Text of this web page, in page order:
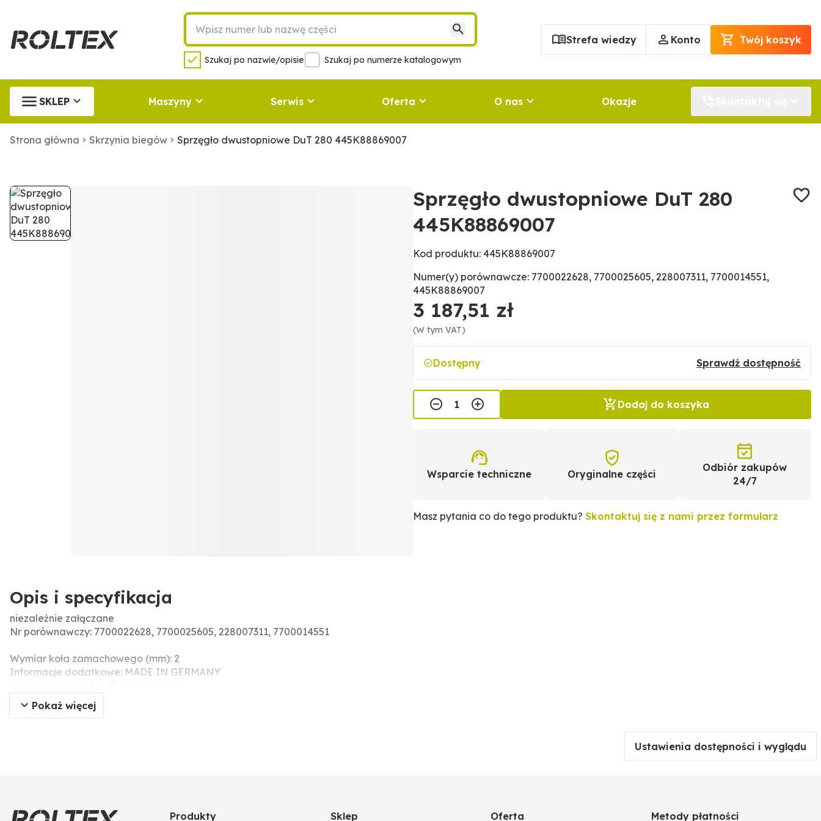
Szukaj po nazwie/opisie Szukaj po numerze katalogowym
Strefa wiedzy Konto Twój koszyk
SKLEP Maszyny Serwis Oferta O nas Okazje
Strona główna Skrzynia biegów Sprzęgło dwustopniowe DuT 280 445K88869007
Sprzęgło dwustopniowe DuT 280
445K88869007
Kod produktu: 445K88869007
Numer(y) porównawcze: 7700022628, 7700025605, 228007311, 7700014551,
445K88869007
3 187,51 zł
(W tym VAT)
Dostępny Sprawdź dostępność
Dodaj do koszyka
Wsparcie techniczne Oryginalne części
Odbiór zakupów
24/7
Masz pytania co do tego produktu? Skontaktuj się z nami przez formularz
Opis i specyfikacja
niezależnie załączane
Nr porównawczy: 7700022628, 7700025605, 228007311, 7700014551
Wymiar koła zamachowego (mm): 2
Informacje dodatkowe: MADE IN GERMANY
Pokaż więcej
Ustawienia dostępności i wyglądu
Produkty Sklep Oferta Metody płatności